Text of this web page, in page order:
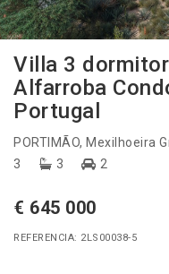
Villa 3
Alfarroba
Portugal
PORTIMÃO, Mexilhoeira
3 3 2
€ 645 000
REFERENCIA: 2LS00038-5